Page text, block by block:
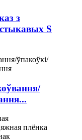
з
S